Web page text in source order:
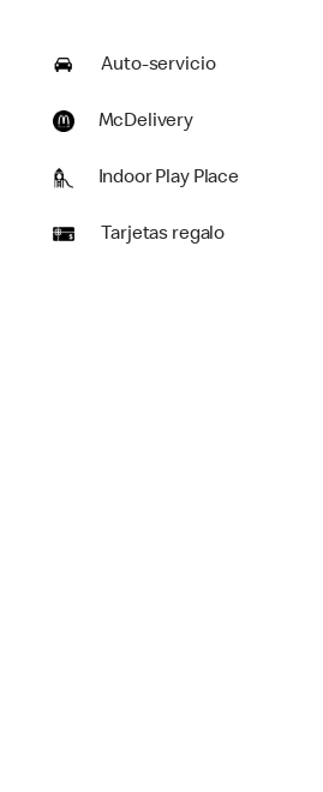
Auto-servicio
McDelivery
Indoor Play Place
Tarjetas regalo